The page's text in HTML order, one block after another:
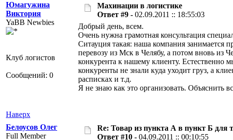
Юмагужина
Виктория
YaBB Newbies
Клуб логистов
Сообщений: 0
Махинации в логистике
Ответ #9 - 02.09.2011 :: 18:55:03
Добрый день, всем.
Очень нужна грамотная консультация
Ситауция такая: наша компания занимается
перевозу из Мск в Челябу, а потом вновь из
конкурента к нашему клиенту. Естественно
конкуренты не знали куда уходит груз, а
расписках и т.д.
Я не знаю как это организовать. Объяснить
Наверх
Белоусов Олег
Full Member
Re: Товар из пункта А в пункт Б для
Ответ #10 - 04.09.2011 :: 00:10:55